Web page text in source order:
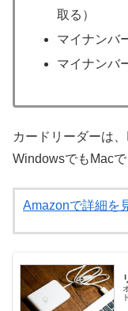
取る）
マイナンバ
マイナンバ
カードリーダーは
WindowsでもMacで
Amazonで詳細を